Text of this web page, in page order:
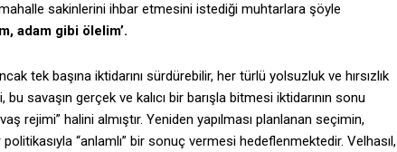
sakinlerini ihbar etmesini istediği muhtarlara şöyle
adam gibi ölelim’.
tek başına iktidarını sürdürebilir, her türlü yolsuzluk ve hırsızlık
savaşın gerçek ve kalıcı bir barışla bitmesi iktidarının sonu
rejimi” halini almıştır. Yeniden yapılması planlanan seçimin,
“anlamlı” bir sonuç vermesi hedeflenmektedir. Velhasıl,